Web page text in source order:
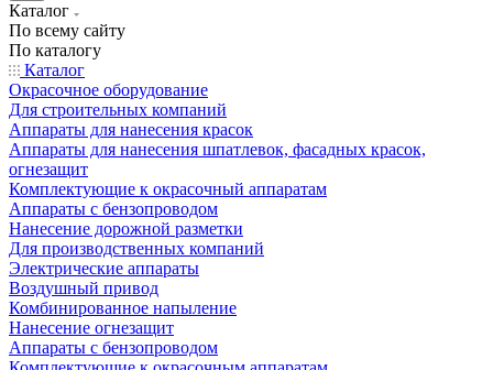
Каталог
По всему сайту
По каталогу
Каталог
Окрасочное оборудование
Для строительных компаний
Аппараты для нанесения красок
Аппараты для нанесения шпатлевок, фасадных красок,
огнезащит
Комплектующие к окрасочный аппаратам
Аппараты с бензопроводом
Нанесение дорожной разметки
Для производственных компаний
Электрические аппараты
Воздушный привод
Комбинированное напыление
Нанесение огнезащит
Аппараты с бензопроводом